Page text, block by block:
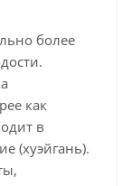
более
как
в
(хуэйгань).